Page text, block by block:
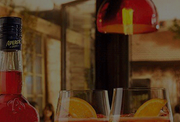
AJOUTER AU PANIER